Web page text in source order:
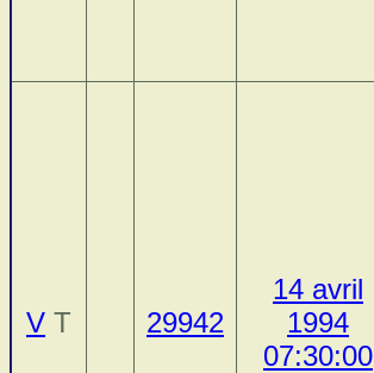
V T 29942
14 avril
1994
07:30:00